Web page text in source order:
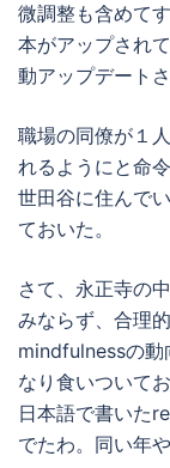
微調整も含めて
本がアップされ
動アップデート
職場の同僚が１
れるようにと命
世田谷に住んで
ておいた。
さて、永正寺の
みならず、合理
mindfulnessの動
なり食いついて
日本語で書いた
でたわ。同い年